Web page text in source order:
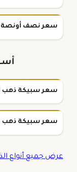
سعر نصف أونصة
سعر سبيكة ذهب ١ تولة عيار ٢٤
سعر سبيكة ذهب ١٠ تولة عيار ٢٤
عرض جميع أنواع